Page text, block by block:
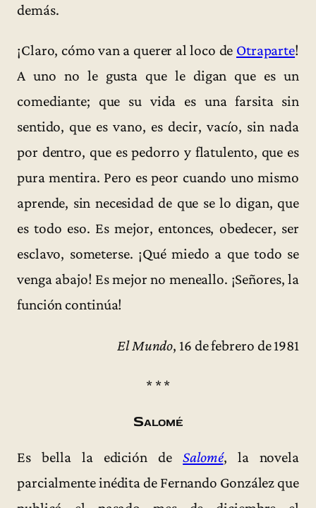
demás.
¡Claro, cómo van a querer al loco de Otraparte!
A uno no le gusta que le digan que es un
comediante; que su vida es una farsita sin
sentido, que es vano, es decir, vacío, sin nada
por dentro, que es pedorro y flatulento, que es
pura mentira. Pero es peor cuando uno mismo
aprende, sin necesidad de que se lo digan, que
es todo eso. Es mejor, entonces, obedecer, ser
esclavo, someterse. ¡Qué miedo a que todo se
venga abajo! Es mejor no meneallo. ¡Señores, la
función continúa!
El Mundo, 16 de febrero de 1981
* * *
Salomé
Es bella la edición deSalomé, la novela
parcialmente inédita de Fernando González que